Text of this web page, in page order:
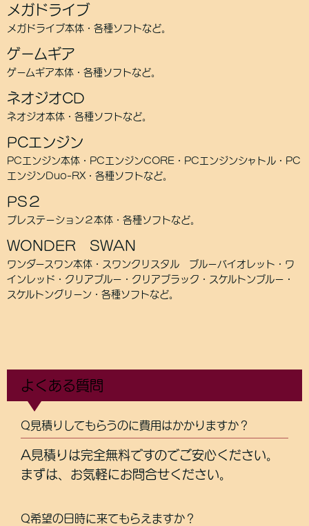
メガドライブ
メガドライブ本体・各種ソフトなど。
ゲームギア
ゲームギア本体・各種ソフトなど。
ネオジオCD
ネオジオ本体・各種ソフトなど。
PCエンジン
PCエンジン本体・PCエンジンCORE・PCエンジンシャトル・PC
エンジンDuoｰRX・各種ソフトなど。
PS２
プレステーション２本体・各種ソフトなど。
WONDER SWAN
ワンダースワン本体・スワンクリスタル ブルーバイオレット・ワ
インレッド・クリアブルー・クリアブラック・スケルトンブルー・
スケルトングリーン・各種ソフトなど。
よくある質問
Q見積りしてもらうのに費用はかかりますか？
A見積りは完全無料ですのでご安心ください。
まずは、お気軽にお問合せください。
Q希望の日時に来てもらえますか？